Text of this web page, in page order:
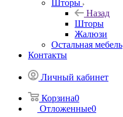
Шторы
Назад
Шторы
Жалюзи
Остальная мебель
Контакты
Личный кабинет
Корзина0
Отложенные0